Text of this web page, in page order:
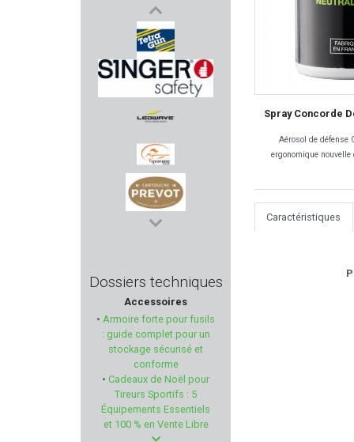
PIXFRA
TETRA GUN
SINGER SAFETY
LEDWAVE
SPORTDOG
PREVOT
DAISY
ACCU-TAC
TIPPMANN ARMS
HOGUE
Dossiers techniques
Accessoires
• Armoire forte pour fusils
: guide complet pour un
stockage sécurisé et
conforme
• Cadeaux de Noël pour
Tireurs Sportifs : 5
Équipements Essentiels
et 100 % en Vente Libre
Spray Concorde
Aérosol de défense
ergonomique
Caractéristiques